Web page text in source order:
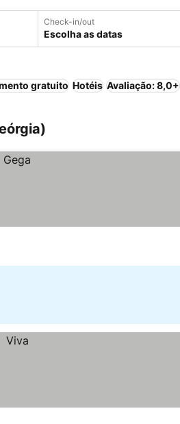
Check-in/out
Escolha as datas
gratuito Hotéis Avaliação: 8,0+